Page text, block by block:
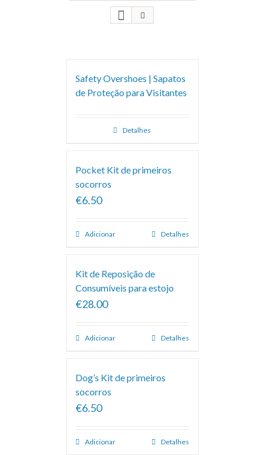
Safety Overshoes | Sapatos
de Proteção para Visitantes
Detalhes
Pocket Kit de primeiros
socorros
€6.50
Adicionar Detalhes
Kit de Reposição de
Consumíveis para estojo
€28.00
Adicionar Detalhes
Dog’s Kit de primeiros
socorros
€6.50
Adicionar Detalhes